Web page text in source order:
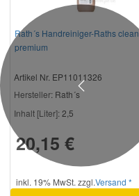
Rath´s Handreiniger-Raths clean
premium
Artikel Nr. EP11011326
Hersteller: Rath´s
Inhalt [Liter]: 2,5
20,15 €
inkl. 19% MwSt. zzgl.Versand *
Previous